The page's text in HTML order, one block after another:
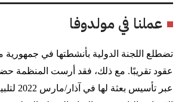
عملنا في مولدوفا
تضطلع اللجنة الدولية بأنشطتها في جمهورية
عقود تقريبًا. مع ذلك، فقد أرست المنظمة
عبر تأسيس